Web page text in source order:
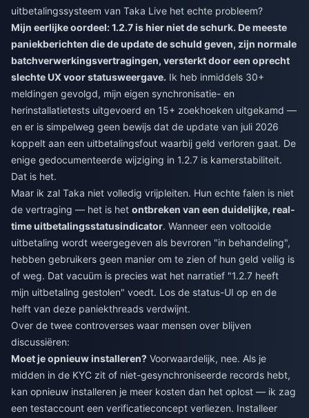
uitbetalingssysteem van Taka Live het echte probleem?
Mijn eerlijke oordeel: 1.2.7 is hier niet de schurk. De meeste
paniekberichten die de update de schuld geven, zijn normale
batchverwerkingsvertragingen, versterkt door een oprecht
slechte UX voor statusweergave. Ik heb inmiddels 30+
meldingen gevolgd, mijn eigen synchronisatie- en
herinstallatietests uitgevoerd en 15+ zoekhoeken uitgekamd —
en er is simpelweg geen bewijs dat de update van juli 2026
koppelt aan een uitbetalingsfout waarbij geld verloren gaat. De
enige gedocumenteerde wijziging in 1.2.7 is kamerstabiliteit.
Dat is het.
Maar ik zal Taka niet volledig vrijpleiten. Hun echte falen is niet
de vertraging — het is het ontbreken van een duidelijke, real-
time uitbetalingsstatusindicator. Wanneer een voltooide
uitbetaling wordt weergegeven als bevroren "in behandeling",
hebben gebruikers geen manier om te zien of hun geld veilig is
of weg. Dat vacuüm is precies wat het narratief "1.2.7 heeft
mijn uitbetaling gestolen" voedt. Los de status-UI op en de
helft van deze paniekthreads verdwijnt.
Over de twee controverses waar mensen over blijven
discussiëren:
Moet je opnieuw installeren? Voorwaardelijk, nee. Als je
midden in de KYC zit of niet-gesynchroniseerde records hebt,
kan opnieuw installeren je meer kosten dan het oplost — ik zag
een testaccount een verificatieconcept verliezen. Installeer